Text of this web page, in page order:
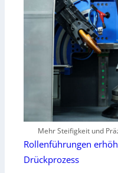
Mehr Steifigkeit und
Rollenführungen
Drückprozess